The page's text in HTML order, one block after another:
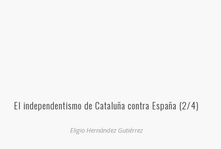
El independentismo de Cataluña contra España (2/4)
Eligio Hernández Gutiérrez